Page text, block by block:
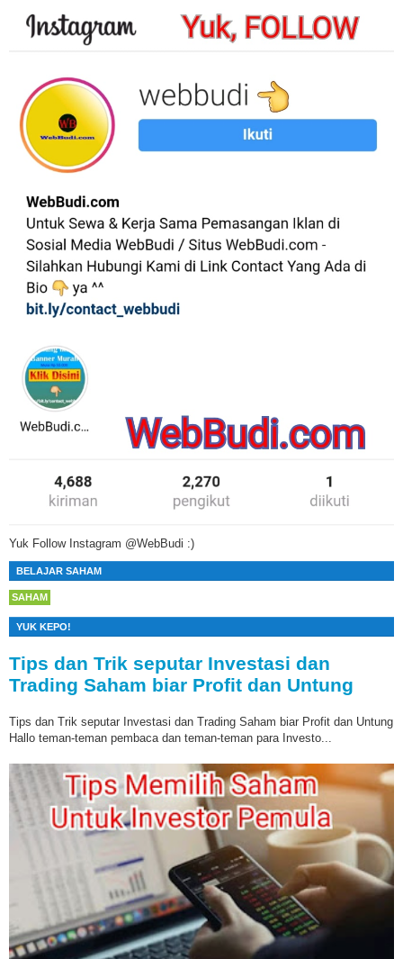
Yuk Follow Instagram @WebBudi :)
BELAJAR SAHAM
SAHAM
YUK KEPO!
Tips dan Trik seputar Investasi dan
Trading Saham biar Profit dan Untung
Tips dan Trik seputar Investasi dan Trading Saham biar Profit dan Untung
Hallo teman-teman pembaca dan teman-teman para Investo...